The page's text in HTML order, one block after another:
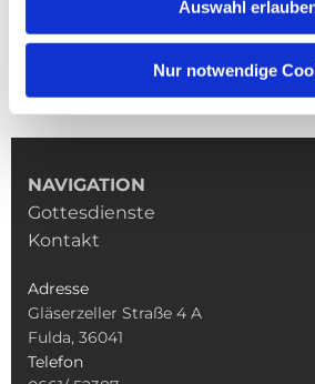
Auswahl
Nur notwendige
NAVIGATION
Gottesdienste
Kontakt
Adresse
Gläserzeller Straße 4 A
Fulda, 36041
Telefon